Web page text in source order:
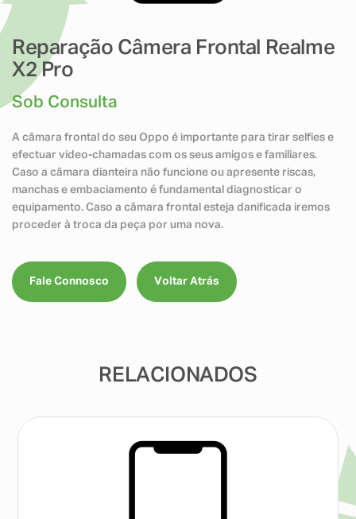
Reparação Câmera Frontal Realme
X2 Pro
Sob Consulta
A câmara frontal do seu Oppo é importante para tirar selfies e
efectuar video-chamadas com os seus amigos e familiares.
Caso a câmara dianteira não funcione ou apresente riscas,
manchas e embaciamento é fundamental diagnosticar o
equipamento. Caso a câmara frontal esteja danificada iremos
proceder à troca da peça por uma nova.
Fale Connosco Voltar Atrás
RELACIONADOS